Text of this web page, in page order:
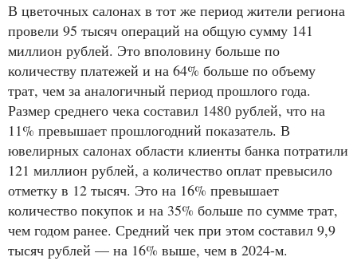
В цветочных салонах в тот же период жители региона
провели 95 тысяч операций на общую сумму 141
миллион рублей. Это вполовину больше по
количеству платежей и на 64% больше по объему
трат, чем за аналогичный период прошлого года.
Размер среднего чека составил 1480 рублей, что на
11% превышает прошлогодний показатель. В
ювелирных салонах области клиенты банка потратили
121 миллион рублей, а количество оплат превысило
отметку в 12 тысяч. Это на 16% превышает
количество покупок и на 35% больше по сумме трат,
чем годом ранее. Средний чек при этом составил 9,9
тысяч рублей — на 16% выше, чем в 2024-м.